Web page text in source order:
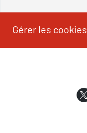
Gérer les cookies